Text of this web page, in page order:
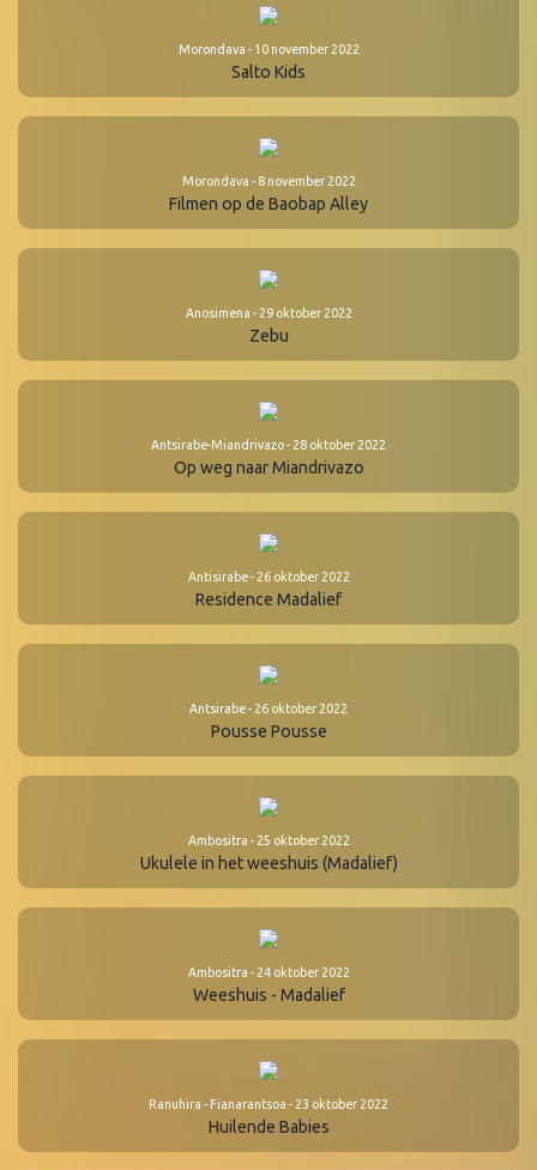
Morondava - 10 november 2022
Salto Kids
Morondava - 8 november 2022
Filmen op de Baobap Alley
Anosimena - 29 oktober 2022
Zebu
Antsirabe-Miandrivazo - 28 oktober 2022
Op weg naar Miandrivazo
Antisirabe - 26 oktober 2022
Residence Madalief
Antsirabe - 26 oktober 2022
Pousse Pousse
Ambositra - 25 oktober 2022
Ukulele in het weeshuis (Madalief)
Ambositra - 24 oktober 2022
Weeshuis - Madalief
Ranuhira - Fianarantsoa - 23 oktober 2022
Huilende Babies